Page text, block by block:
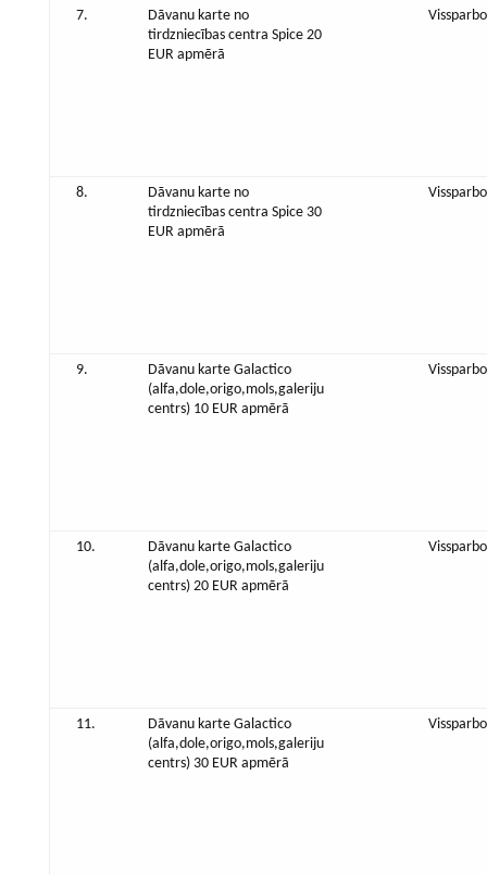
7.
Dāvanu karte no
tirdzniecības centra Spice 20
EUR apmērā
8.
Dāvanu karte no
tirdzniecības centra Spice 30
EUR apmērā
9.
Dāvanu karte Galactico
(alfa,dole,origo,mols,galeriju
centrs) 10 EUR apmērā
10.
Dāvanu karte Galactico
(alfa,dole,origo,mols,galeriju
centrs) 20 EUR apmērā
11.
Dāvanu karte Galactico
(alfa,dole,origo,mols,galeriju
centrs) 30 EUR apmērā